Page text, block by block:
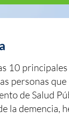
10
personas
de Salud
la demencia,